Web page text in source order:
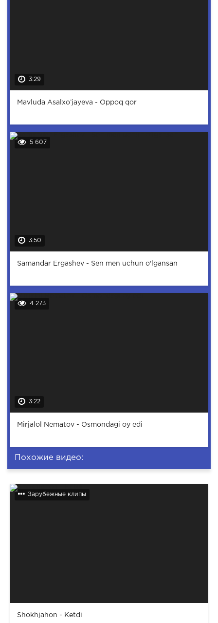
3:29
Mavluda Asalxo’jayeva - Oppoq qor
5 607
3:50
Samandar Ergashev - Sen men uchun o'lgansan
4 273
3:22
Mirjalol Nematov - Osmondagi oy edi
Похожие видео:
Зарубежные клипы
Shokhjahon - Ketdi